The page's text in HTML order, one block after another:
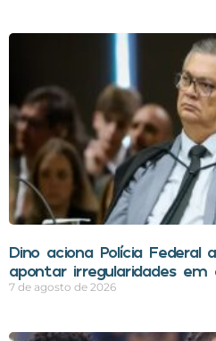
Dino aciona Polícia Federal
apontar irregularidades em
7 de agosto de 2026